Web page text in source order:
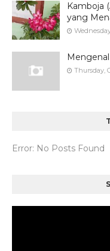
Kamboja
yang
Thursday,
Error: No Posts Found